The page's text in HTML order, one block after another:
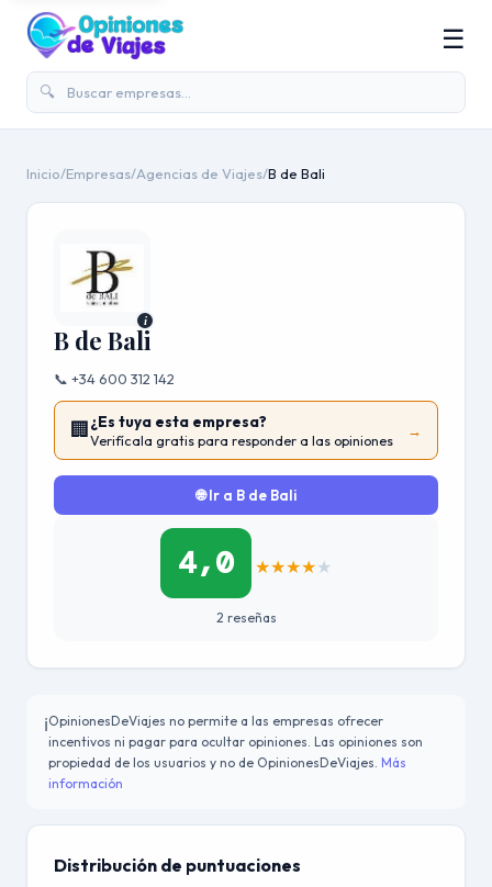
🔍
☰
Inicio/Empresas/Agencias de Viajes/B de Bali
i
B de Bali
📞 +34 600 312 142
🏢¿Es tuya esta empresa?
Verifícala gratis para responder a las opiniones
→
🌐 Ir a B de Bali
4,0 ★★★★★
2 reseñas
ℹ️OpinionesDeViajes no permite a las empresas ofrecer
incentivos ni pagar para ocultar opiniones. Las opiniones son
propiedad de los usuarios y no de OpinionesDeViajes. Más
información
Distribución de puntuaciones